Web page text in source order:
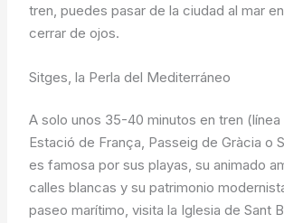
tren, puedes pasar de la ciudad al mar
cerrar de ojos.
Sitges, la Perla del Mediterráneo
A solo unos 35-40 minutos en tren (línea
Estació de França, Passeig de Gràcia o
es famosa por sus playas, su animado
calles blancas y su patrimonio
paseo marítimo, visita la Iglesia de Sant